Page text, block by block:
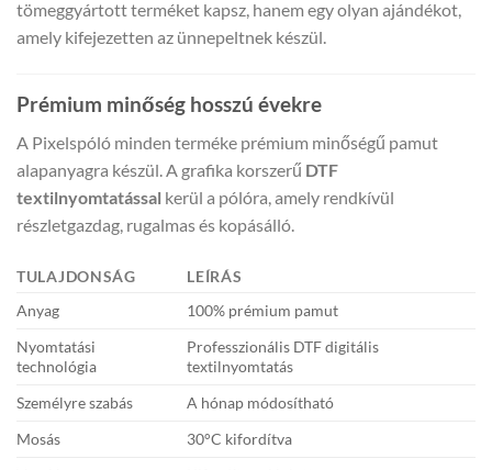
tömeggyártott terméket kapsz, hanem egy olyan ajándékot,
amely kifejezetten az ünnepeltnek készül.
Prémium minőség hosszú évekre
A Pixelspóló minden terméke prémium minőségű pamut
alapanyagra készül. A grafika korszerű DTF
textilnyomtatással kerül a pólóra, amely rendkívül
részletgazdag, rugalmas és kopásálló.
TULAJDONSÁG
LEÍRÁS
Anyag
100% prémium pamut
Nyomtatási
technológia
Professzionális DTF digitális
textilnyomtatás
Személyre szabás
A hónap módosítható
Mosás
30°C kifordítva